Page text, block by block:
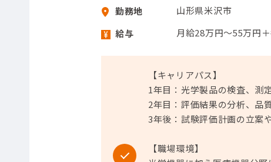
勤務地
山形県米沢市
給与
月給28万円～55万円
【キャリアパス】
1年目：光学製品の検査、測
2年目：評価結果の分析、品
3年後：試験評価計画の立案
【職場環境】